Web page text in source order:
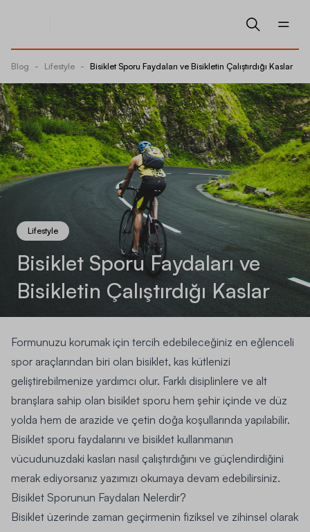
Blog - Lifestyle - Bisiklet Sporu Faydaları ve Bisikletin Çalıştırdığı Kaslar
Lifestyle
Bisiklet Sporu Faydaları ve
Bisikletin Çalıştırdığı Kaslar
Formunuzu korumak için tercih edebileceğiniz en eğlenceli
spor araçlarından biri olan bisiklet, kas kütlenizi
geliştirebilmenize yardımcı olur. Farklı disiplinlere ve alt
branşlara sahip olan bisiklet sporu hem şehir içinde ve düz
yolda hem de arazide ve çetin doğa koşullarında yapılabilir.
Bisiklet sporu faydalarını ve bisiklet kullanmanın
vücudunuzdaki kasları nasıl çalıştırdığını ve güçlendirdiğini
merak ediyorsanız yazımızı okumaya devam edebilirsiniz.
Bisiklet Sporunun Faydaları Nelerdir?
Bisiklet üzerinde zaman geçirmenin fiziksel ve zihinsel olarak